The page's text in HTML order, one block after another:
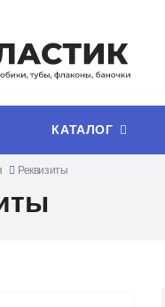
КАТАЛОГ
Реквизиты